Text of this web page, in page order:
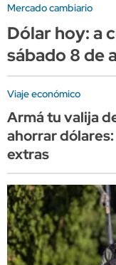
Mercado cambiario
Dólar hoy: a
sábado 8 de
Viaje económico
Armá tu valija
ahorrar
extras